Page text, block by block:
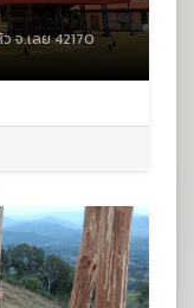
จ.เลย 42170